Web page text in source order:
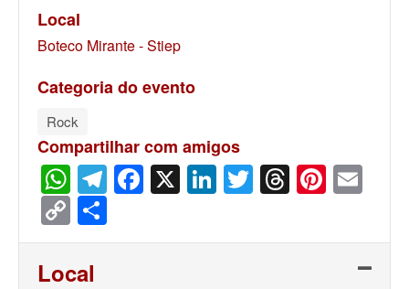
Local
Boteco Mirante - Stiep
Categoria do evento
Rock
Compartilhar com amigos
WhatsApp
Telegram
Facebook
X LinkedIn
Twitter
Threads
Copy
Link
Local